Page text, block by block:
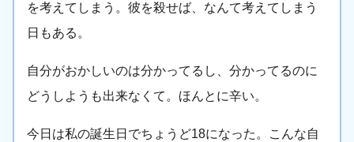
を考えてしまう。彼を殺せば、なんて考えてしまう
日もある。
自分がおかしいのは分かってるし、分かってるのに
どうしようも出来なくて。ほんとに辛い。
今日は私の誕生日でちょうど18になった。こんな自